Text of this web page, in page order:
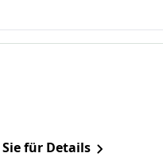
für Details